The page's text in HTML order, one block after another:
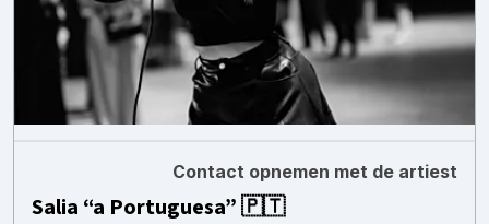
Contact opnemen met de artiest
Salia “a Portuguesa” 🇵🇹